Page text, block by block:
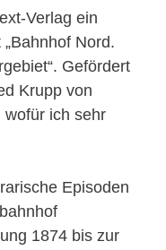
Verlag ein
Nord.
Gefördert
Krupp von
wofür ich sehr
Episoden
1874 bis zur